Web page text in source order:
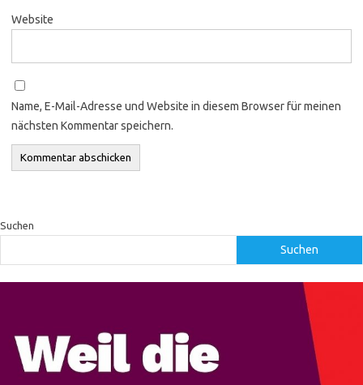
Website
Name, E-Mail-Adresse und Website in diesem Browser für meinen
nächsten Kommentar speichern.
Suchen
Suchen